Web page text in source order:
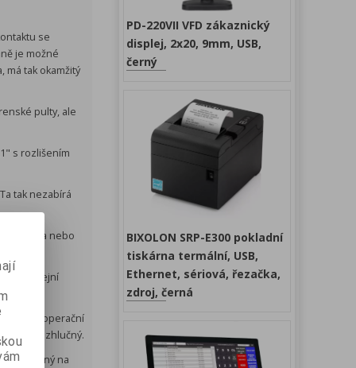
se
je možné
má tak okamžitý
pulty, ale
s rozlišením
tak nezabírá
pult a nebo
prodejní
Velikost operační
zcela bezhlučný.
je kladený na
PD-220VII VFD zákaznický
displej, 2x20, 9mm, USB,
černý
BIXOLON SRP-E300 pokladní
tiskárna termální, USB,
Ethernet, sériová, řezačka,
zdroj, černá